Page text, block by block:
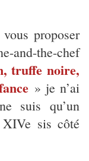
proposer
and-the-chef
truffe noire,
» je n’ai
suis qu’un
sis côté